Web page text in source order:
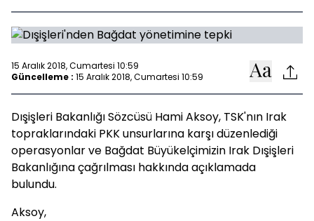
15 Aralık 2018, Cumartesi 10:59
Güncelleme : 15 Aralık 2018, Cumartesi 10:59
Dışişleri Bakanlığı Sözcüsü Hami Aksoy, TSK'nın Irak
topraklarındaki PKK unsurlarına karşı düzenlediği
operasyonlar ve Bağdat Büyükelçimizin Irak Dışişleri
Bakanlığına çağrılması hakkında açıklamada
bulundu.
Aksoy,